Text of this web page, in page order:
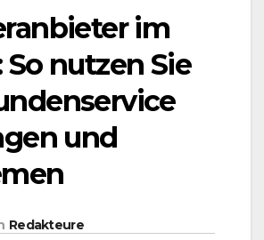
im
So nutzen Sie
und
Redakteure